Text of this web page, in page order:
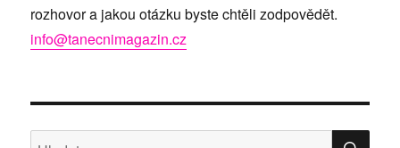
rozhovor a jakou otázku byste chtěli zodpovědět.
info@tanecnimagazin.cz
Hledat: